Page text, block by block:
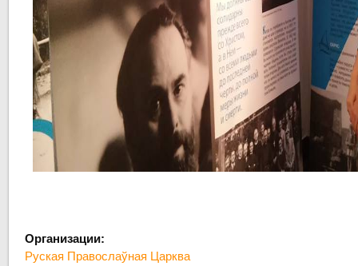
Организации:
Руская Правослаўная Царква